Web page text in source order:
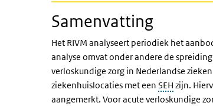
Samenvatting
Het RIVM analyseert periodiek het
analyse omvat onder andere de
verloskundige zorg in Nederlandse
ziekenhuislocaties met een SEH zijn.
aangemerkt. Voor acute verloskundige